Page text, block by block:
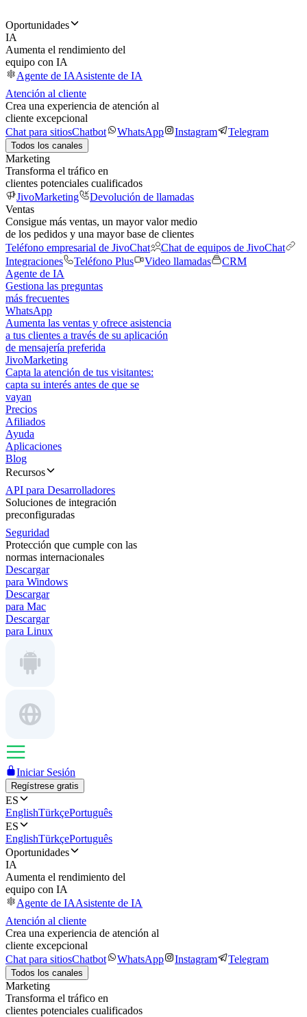
Oportunidades
IA
Aumenta el rendimiento del
equipo con IA
Agente de IAAsistente de IA
Atención al cliente
Crea una experiencia de atención al
cliente excepcional
Chat para sitiosChatbot WhatsApp Instagram Telegram
Todos los canales
Marketing
Transforma el tráfico en
clientes potenciales cualificados
JivoMarketing
Devolución de llamadas
Ventas
Consigue más ventas, un mayor valor medio
de los pedidos y una mayor base de clientes
Teléfono empresarial de JivoChat
Chat de equipos de JivoChat
Integraciones
Teléfono Plus Video llamadas
CRM
Agente de IA
Gestiona las preguntas
más frecuentes
WhatsApp
Aumenta las ventas y ofrece asistencia
a tus clientes a través de su aplicación
de mensajería preferida
JivoMarketing
Capta la atención de tus visitantes:
capta su interés antes de que se
vayan
Precios
Afiliados
Ayuda
Aplicaciones
Blog
Recursos
API para Desarrolladores
Soluciones de integración
preconfiguradas
Seguridad
Protección que cumple con las
normas internacionales
Descargar
para Windows
Descargar
para Mac
Descargar
para Linux
Iniciar Sesión
Regístrese gratis
ES
EnglishTürkçePortuguês
ES
EnglishTürkçePortuguês
Oportunidades
IA
Aumenta el rendimiento del
equipo con IA
Agente de IAAsistente de IA
Atención al cliente
Crea una experiencia de atención al
cliente excepcional
Chat para sitiosChatbot WhatsApp Instagram Telegram
Todos los canales
Marketing
Transforma el tráfico en
clientes potenciales cualificados